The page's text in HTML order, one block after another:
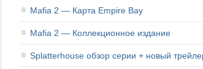
Mafia 2 — Карта Empire Bay
Mafia 2 — Коллекционное издание
Splatterhouse обзор серии + новый